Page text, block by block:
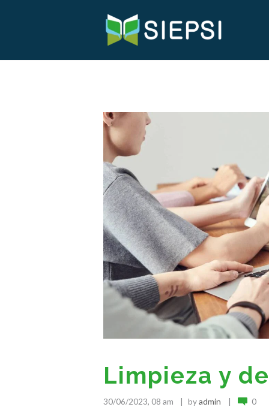
Limpieza y
30/06/2023, 08 am byadmin 0